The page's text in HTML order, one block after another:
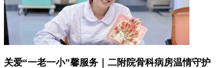
关爱“一老一小”馨服务｜二附院骨科病房温情守护